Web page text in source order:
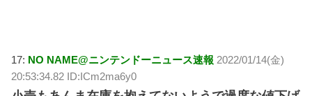
17: NO NAME@ニンテンドーニュース速報 2022/01/14(金)
20:53:34.82 ID:ICm2ma6y0